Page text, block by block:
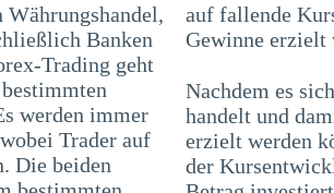
Währungshandel,
Banken
Trading geht
werden immer
Trader auf
Die beiden
Varianten können
Gewinne erzielt
Nachdem es
handelt und
erzielt werden
der